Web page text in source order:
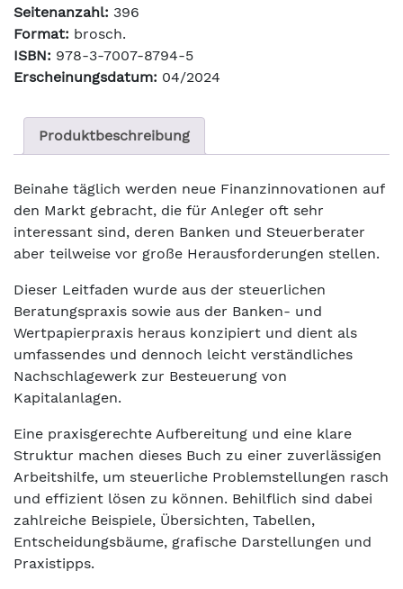
Seitenanzahl: 396
Format: brosch.
ISBN: 978-3-7007-8794-5
Erscheinungsdatum: 04/2024
Produktbeschreibung
Beinahe täglich werden neue Finanzinnovationen auf
den Markt gebracht, die für Anleger oft sehr
interessant sind, deren Banken und Steuerberater
aber teilweise vor große Herausforderungen stellen.
Dieser Leitfaden wurde aus der steuerlichen
Beratungspraxis sowie aus der Banken- und
Wertpapierpraxis heraus konzipiert und dient als
umfassendes und dennoch leicht verständliches
Nachschlagewerk zur Besteuerung von
Kapitalanlagen.
Eine praxisgerechte Aufbereitung und eine klare
Struktur machen dieses Buch zu einer zuverlässigen
Arbeitshilfe, um steuerliche Problemstellungen rasch
und effizient lösen zu können. Behilflich sind dabei
zahlreiche Beispiele, Übersichten, Tabellen,
Entscheidungsbäume, grafische Darstellungen und
Praxistipps.